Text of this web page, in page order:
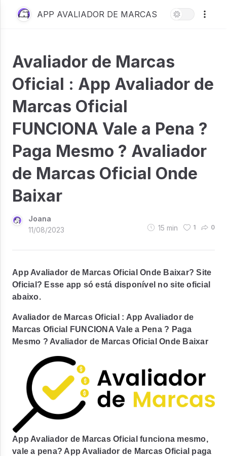
APP AVALIADOR DE MARCAS
Avaliador de Marcas
Oficial : App Avaliador de
Marcas Oficial
FUNCIONA Vale a Pena ?
Paga Mesmo ? Avaliador
de Marcas Oficial Onde
Baixar
Joana
11/08/2023
15 min 1 0
App Avaliador de Marcas Oficial Onde Baixar? Site
Oficial? Esse app só está disponível no site oficial
abaixo.
Avaliador de Marcas Oficial : App Avaliador de
Marcas Oficial FUNCIONA Vale a Pena ? Paga
Mesmo ? Avaliador de Marcas Oficial Onde Baixar
App Avaliador de Marcas Oficial funciona mesmo,
vale a pena? App Avaliador de Marcas Oficial paga